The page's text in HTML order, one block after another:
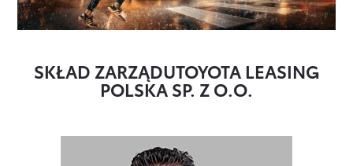
SKŁAD ZARZĄDUTOYOTA LEASING
POLSKA SP. Z O.O.